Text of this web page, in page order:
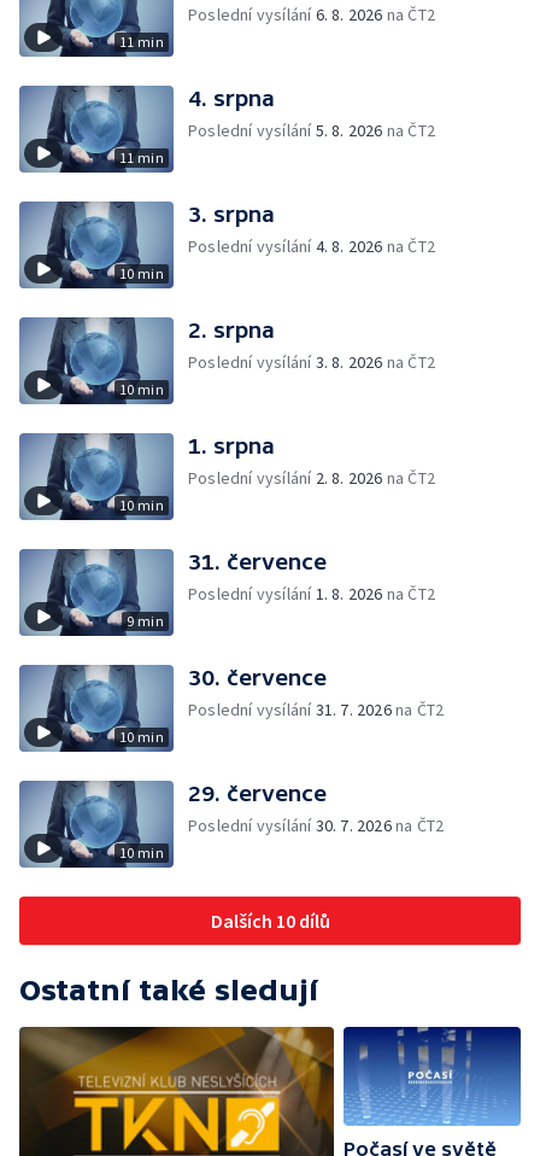
11 min
Poslední vysílání6. 8. 2026 na ČT2
11 min
4. srpna
Poslední vysílání5. 8. 2026 na ČT2
10 min
3. srpna
Poslední vysílání4. 8. 2026 na ČT2
10 min
2. srpna
Poslední vysílání3. 8. 2026 na ČT2
10 min
1. srpna
Poslední vysílání 2. 8. 2026 na ČT2
9 min
31. července
Poslední vysílání1. 8. 2026 na ČT2
10 min
30. července
Poslední vysílání31. 7. 2026na ČT2
10 min
29. července
Poslední vysílání30. 7. 2026na ČT2
Dalších 10 dílů
Ostatní také sledují
Počasí ve světě